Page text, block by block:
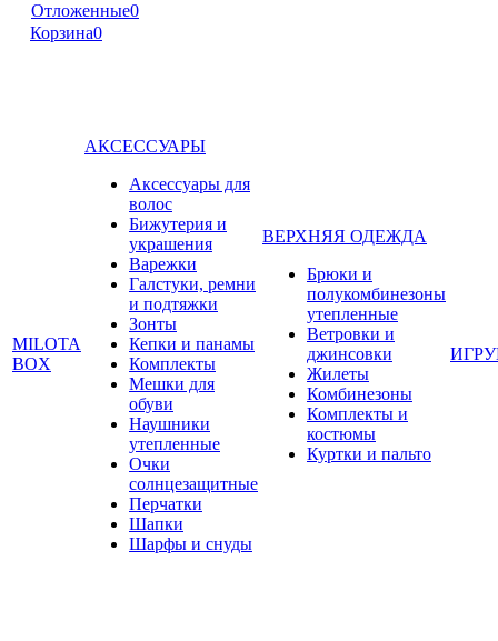
Отложенные0
Корзина0
MILOTA
BOX
АКСЕССУАРЫ
Аксессуары для
волос
Бижутерия и
украшения
Варежки
Галстуки, ремни
и подтяжки
Зонты
Кепки и панамы
Комплекты
Мешки для
обуви
Наушники
утепленные
Очки
солнцезащитные
Перчатки
Шапки
Шарфы и снуды
ВЕРХНЯЯ ОДЕЖДА
Брюки и
полукомбинезоны
утепленные
Ветровки и
джинсовки
Жилеты
Комбинезоны
Комплекты и
костюмы
Куртки и пальто